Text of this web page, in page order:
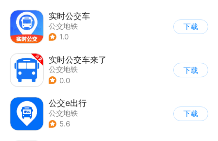
实时公交车
公交地铁
1.0
下载
实时公交车来了
公交地铁
0.0
下载
公交e出行
公交地铁
5.6
下载